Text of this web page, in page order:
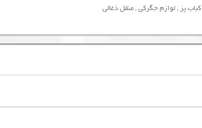
کباب پز,لوازم جگرکی,منقل ذغالی